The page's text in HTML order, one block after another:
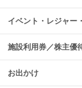
イベント・レジャー
施設利用券／株主優
お出かけ